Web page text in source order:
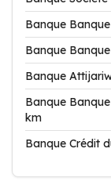
Banque
Banque
Banque
Banque
km
Banque Crédit